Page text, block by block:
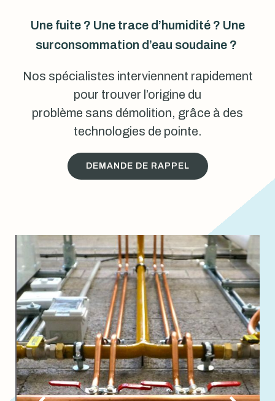
Une fuite ? Une trace d’humidité ? Une
surconsommation d’eau soudaine ?
Nos spécialistes interviennent rapidement
pour trouver l’origine du
problème sans démolition, grâce à des
technologies de pointe.
DEMANDE DE RAPPEL